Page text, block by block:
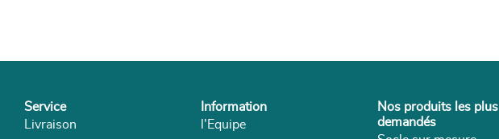
Service
Livraison
Information
l'Equipe
Nos produits les plus
demandés